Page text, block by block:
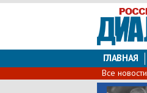
ГЛАВНАЯ
Все новости